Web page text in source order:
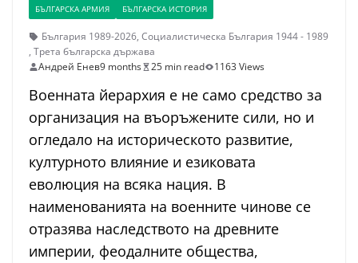
БЪЛГАРСКА АРМИЯ БЪЛГАРСКА ИСТОРИЯ
България 1989-2026, Социалистическа България 1944 - 1989
, Трета българска държава
Андрей Енев9 months 25 min read 1163 Views
Военната йерархия е не само средство за
организация на въоръжените сили, но и
огледало на историческото развитие,
културното влияние и езиковата
еволюция на всяка нация. В
наименованията на военните чинове се
отразява наследството на древните
империи, феодалните общества,